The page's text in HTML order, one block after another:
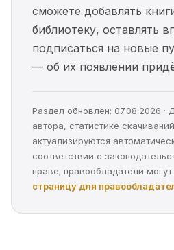
сможете добавлять
библиотеку, оставлять
подписаться на новые
— об их появлении
Раздел обновлён: 07.08.2026 ·
автора, статистике
актуализируются
соответствии с
праве; правообладатели могут
страницу для